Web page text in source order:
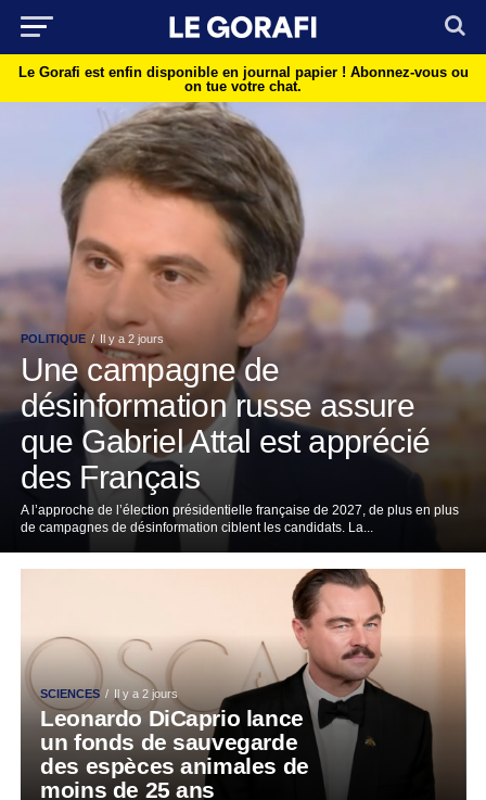
Le Gorafi est enfin disponible en journal papier ! Abonnez-vous ou
on tue votre chat.
POLITIQUE Il y a 2 jours
Une campagne de
désinformation russe assure
que Gabriel Attal est apprécié
des Français
A l’approche de l’élection présidentielle française de 2027, de plus en plus
de campagnes de désinformation ciblent les candidats. La...
SCIENCES Il y a 2 jours
Leonardo DiCaprio lance
un fonds de sauvegarde
des espèces animales de
moins de 25 ans